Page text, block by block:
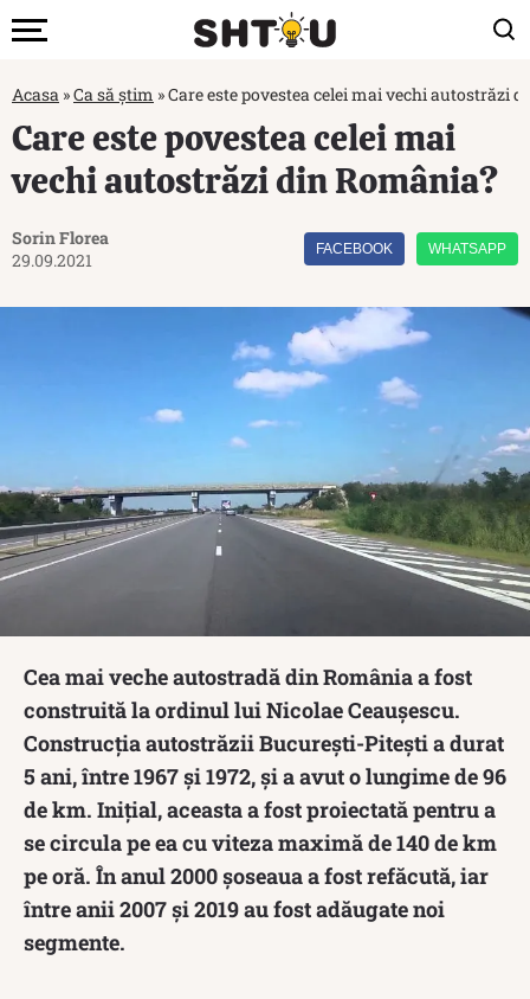
Acasa »Ca să știm »Care este povestea celei mai vechi autostrăzi
Care este povestea celei mai
vechi autostrăzi din România?
Sorin Florea
29.09.2021
FACEBOOK WHATSAPP
Cea mai veche autostradă din România a fost
construită la ordinul lui Nicolae Ceaușescu.
Construcția autostrăzii București-Pitești a durat
5 ani, între 1967 şi 1972, și a avut o lungime de 96
de km. Inițial, aceasta a fost proiectată pentru a
se circula pe ea cu viteza maximă de 140 de km
pe oră. În anul 2000 șoseaua a fost refăcută, iar
între anii 2007 și 2019 au fost adăugate noi
segmente.